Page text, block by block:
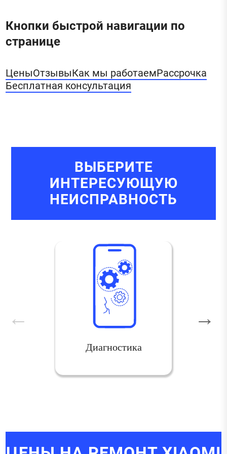
Кнопки быстрой навигации по
странице
ЦеныОтзывыКак мы работаемРассрочка
Бесплатная консультация
ВЫБЕРИТЕ
ИНТЕРЕСУЮЩУЮ
НЕИСПРАВНОСТЬ
Диагностика